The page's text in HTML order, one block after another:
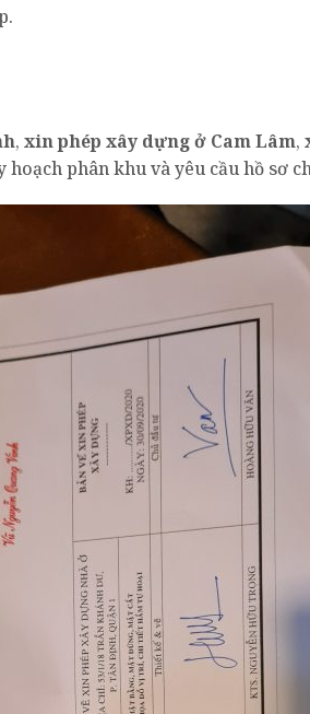
, xin phép xây dựng ở Cam Lâm,
phân khu và yêu cầu hồ sơ